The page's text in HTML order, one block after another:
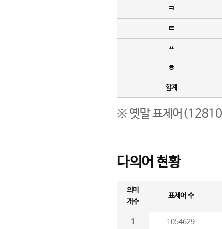
ㅋ
ㅌ
ㅍ
ㅎ
합계
※ 옛말 표제어(12810
다의어 현황
의미
개수
표제어 수
1 1054629